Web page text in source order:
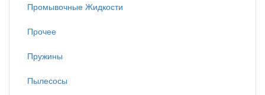
Промывочные Жидкости
Прочее
Пружины
Пылесосы